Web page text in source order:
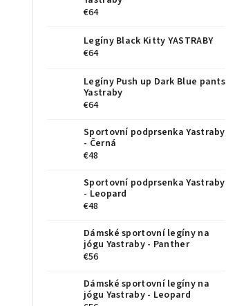
€64
Legíny Black Kitty YASTRABY
€64
Legíny Push up Dark Blue pants
Yastraby
€64
Sportovní podprsenka Yastraby
- Černá
€48
Sportovní podprsenka Yastraby
- Leopard
€48
Dámské sportovní legíny na
jógu Yastraby - Panther
€56
Dámské sportovní legíny na
jógu Yastraby - Leopard